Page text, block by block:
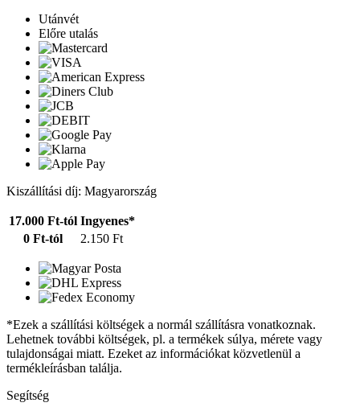
Utánvét
Előre utalás
Kiszállítási díj: Magyarország
17.000 Ft-tól Ingyenes*
0 Ft-tól
2.150 Ft
*Ezek a szállítási költségek a normál szállításra vonatkoznak.
Lehetnek további költségek, pl. a termékek súlya, mérete vagy
tulajdonságai miatt. Ezeket az információkat közvetlenül a
termékleírásban találja.
Segítség